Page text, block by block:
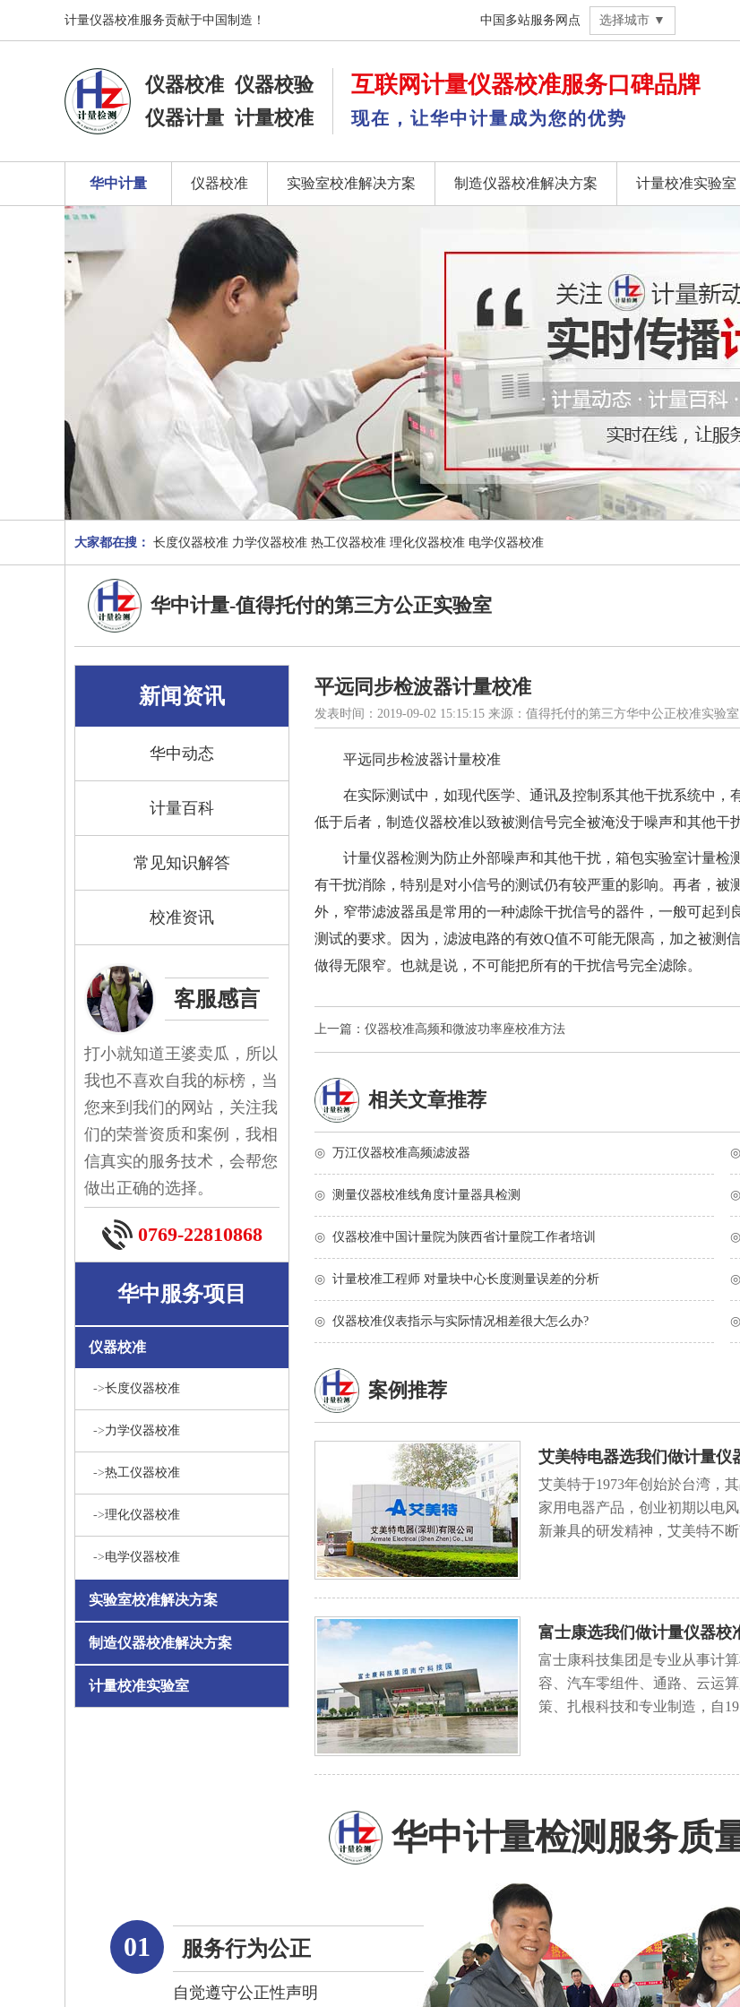
计量仪器校准服务贡献于中国制造！ 中国多站服务网点 选择城市 ▼
仪器校准 仪器校验
仪器计量 计量校准
互联网计量仪器校准服务口碑品牌
现在，让华中计量成为您的优势
华中计量 仪器校准 实验室校准解决方案 制造仪器校准解决方案 计量校准实验室
大家都在搜： 长度仪器校准 力学仪器校准 热工仪器校准 理化仪器校准 电学仪器校准
华中计量-值得托付的第三方公正实验室
新闻资讯
华中动态
计量百科
常见知识解答
校准资讯
客服感言
打小就知道王婆卖瓜，所以
我也不喜欢自我的标榜，当
您来到我们的网站，关注我
们的荣誉资质和案例，我相
信真实的服务技术，会帮您
做出正确的选择。
0769-22810868
华中服务项目
仪器校准
->长度仪器校准
->力学仪器校准
->热工仪器校准
->理化仪器校准
->电学仪器校准
实验室校准解决方案
制造仪器校准解决方案
计量校准实验室
平远同步检波器计量校准
发表时间：2019-09-02 15:15:15 来源：值得托付的第三方华中公正校准实验室
平远同步检波器计量校准
在实际测试中，如现代医学、通讯及控制系其他干扰系统中
低于后者， 制造仪器校准以致被测信号完全被淹没于噪声和其他干
计量仪器检测为防止外部噪声和其他干扰， 箱包实验室计量检
有干扰消除，特别是对小信号的测试仍有较严重的影响。再者，
外，窄带滤波器虽是常用的一种滤除干扰信号的器件，一般可起到
测试的要求。因为，滤波电路的有效Q值不可能无限高，加之被测
做得无限窄。也就是说，不可能把所有的干扰信号完全滤除。
上一篇：仪器校准高频和微波功率座校准方法
相关文章推荐
◎ 万江仪器校准高频滤波器 ◎
◎ 测量仪器校准线角度计量器具检测 ◎
◎ 仪器校准中国计量院为陕西省计量院工作者培训 ◎
◎ 计量校准工程师 对量块中心长度测量误差的分析 ◎
◎ 仪器校准仪表指示与实际情况相差很大怎么办? ◎
案例推荐
艾美特电器选我们做计量仪
艾美特于1973年创始於台湾，
家用电器产品，创业初期以电
新兼具的研发精神，艾美特不
富士康选我们做计量仪器校
富士康科技集团是专业从事计
容、汽车零组件、通路、云运
策、扎根科技和专业制造，自
华中计量检测服务质
01 服务行为公正
自觉遵守公正性声明